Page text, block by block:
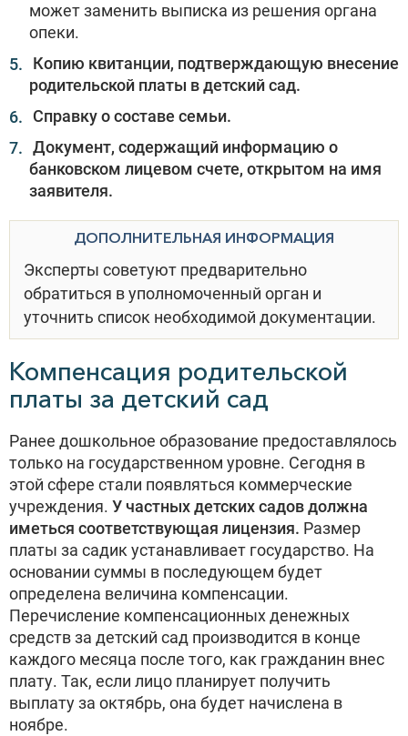
может заменить выписка из решения органа
опеки.
Копию квитанции, подтверждающую внесение
родительской платы в детский сад.
Справку о составе семьи.
Документ, содержащий информацию о
банковском лицевом счете, открытом на имя
заявителя.
ДОПОЛНИТЕЛЬНАЯ ИНФОРМАЦИЯ
Эксперты советуют предварительно
обратиться в уполномоченный орган и
уточнить список необходимой документации.
Компенсация родительской
платы за детский сад
Ранее дошкольное образование предоставлялось
только на государственном уровне. Сегодня в
этой сфере стали появляться коммерческие
учреждения. У частных детских садов должна
иметься соответствующая лицензия. Размер
платы за садик устанавливает государство. На
основании суммы в последующем будет
определена величина компенсации.
Перечисление компенсационных денежных
средств за детский сад производится в конце
каждого месяца после того, как гражданин внес
плату. Так, если лицо планирует получить
выплату за октябрь, она будет начислена в
ноябре.